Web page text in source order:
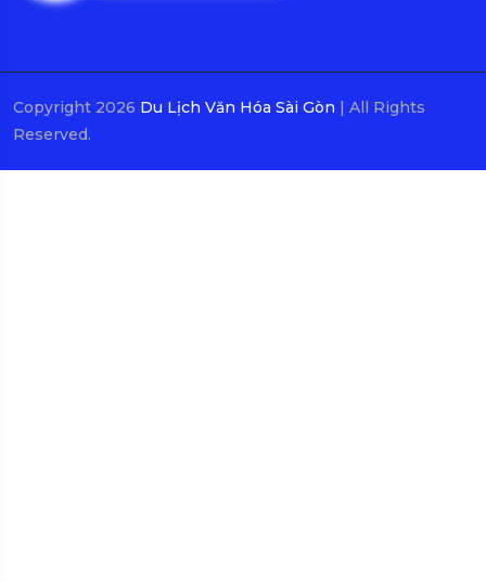
Copyright 2026 Du Lịch Văn Hóa Sài Gòn | All Rights
Reserved.